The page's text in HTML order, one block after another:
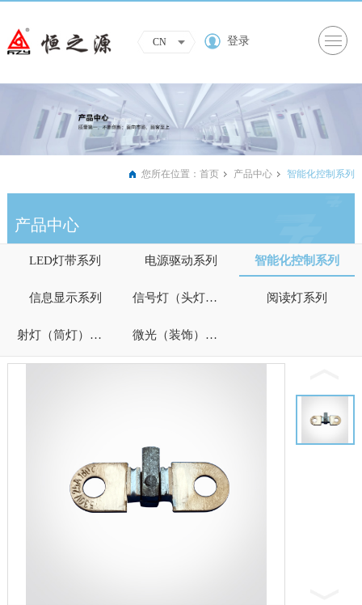
CN 登录
您所在位置：首页 产品中心 智能化控制系列
产品中心
LED灯带系列 电源驱动系列 智能化控制系列
信息显示系列 信号灯（头灯）系列 阅读灯系列
射灯（筒灯）系列 微光（装饰）照明系列